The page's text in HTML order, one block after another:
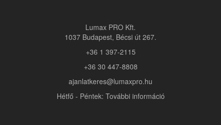
Lumax PRO Kft.
1037 Budapest, Bécsi út 267.
+36 1 397-2115
+36 30 447-8808
ajanlatkeres@lumaxpro.hu
Hétfő - Péntek: További információ